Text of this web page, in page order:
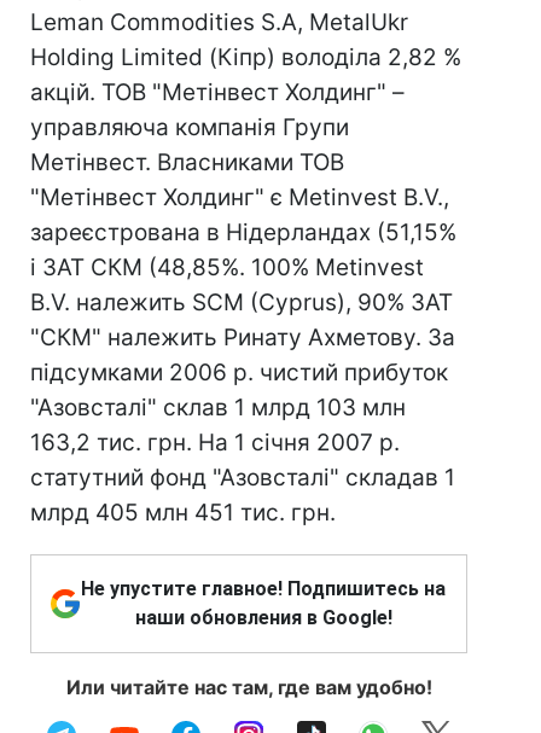
Leman Commodities S.A, MetalUkr
Holding Limited (Кіпр) володіла 2,82 %
акцій. ТОВ "Метінвест Холдинг" –
управляюча компанія Групи
Метінвест. Власниками ТОВ
"Метінвест Холдинг" є Metinvest B.V.,
зареєстрована в Нідерландах (51,15%
і ЗАТ СКМ (48,85%. 100% Metinvest
B.V. належить SCM (Cyprus), 90% ЗАТ
"СКМ" належить Ринату Ахметову. За
підсумками 2006 р. чистий прибуток
"Азовсталі" склав 1 млрд 103 млн
163,2 тис. грн. На 1 січня 2007 р.
статутний фонд "Азовсталі" складав 1
млрд 405 млн 451 тис. грн.
Не упустите главное! Подпишитесь на
наши обновления в Google!
Или читайте нас там, где вам удобно!